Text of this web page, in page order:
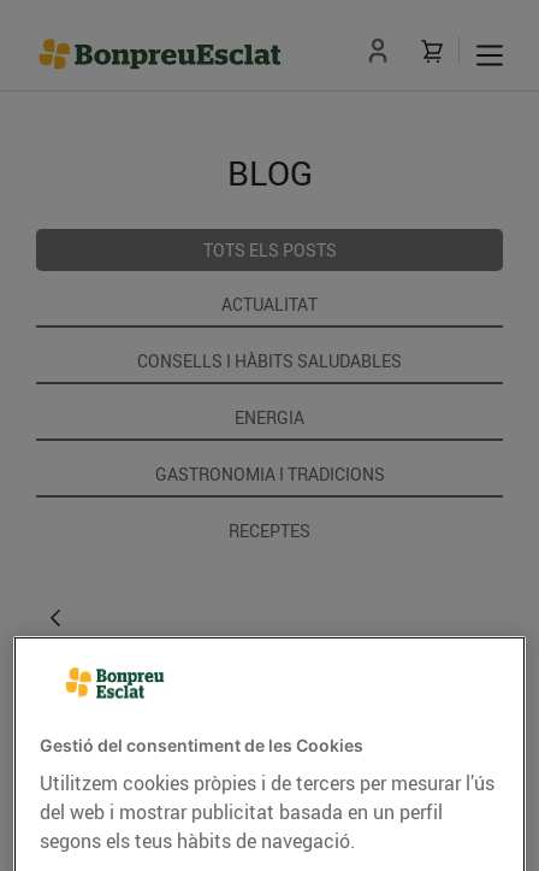
BLOG
TOTS ELS POSTS
ACTUALITAT
CONSELLS I HÀBITS SALUDABLES
ENERGIA
GASTRONOMIA I TRADICIONS
RECEPTES
Gestió del consentiment de les Cookies
Utilitzem cookies pròpies i de tercers per mesurar l’ús
del web i mostrar publicitat basada en un perfil
segons els teus hàbits de navegació.